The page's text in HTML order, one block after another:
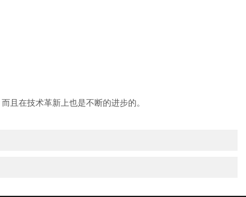
且在技术革新上也是不断的进步的。